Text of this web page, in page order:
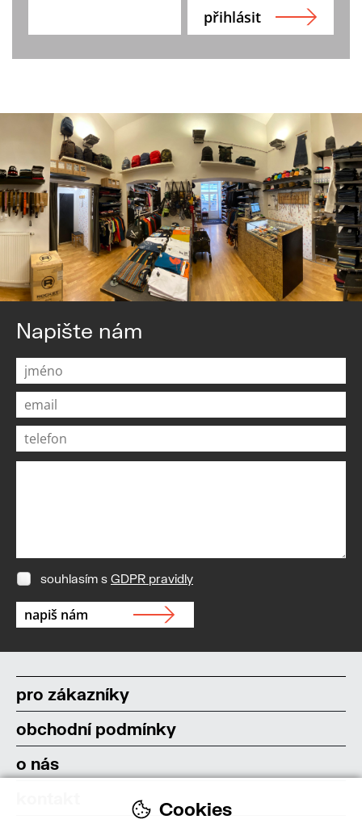
Napište nám
souhlasím s GDPR pravidly
pro zákazníky
obchodní podmínky
o nás
Cookies